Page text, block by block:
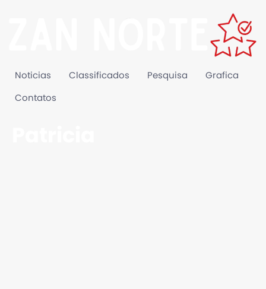
Noticias Classificados Pesquisa Grafica
Contatos